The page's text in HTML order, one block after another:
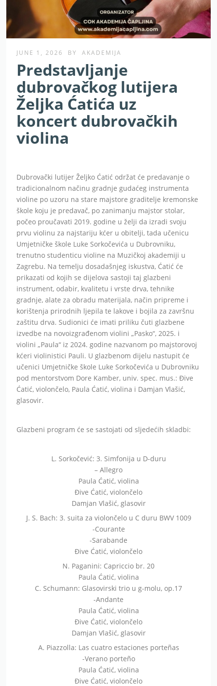
JUNE 1, 2026 BY AKADEMIJA
Predstavljanje
dubrovačkog lutijera
Željka Ćatića uz
koncert dubrovačkih
violina
Dubrovački lutijer Željko Ćatić održat će predavanje o
tradicionalnom načinu gradnje gudaćeg instrumenta
violine po uzoru na stare majstore graditelje kremonske
škole koju je predavač, po zanimanju majstor stolar,
počeo proučavati 2019. godine u želji da izradi svoju
prvu violinu za najstariju kćer u obitelji, tada učenicu
Umjetničke škole Luke Sorkočevića u Dubrovniku,
trenutno studenticu violine na Muzičkoj akademiji u
Zagrebu. Na temelju dosadašnjeg iskustva, Ćatić će
prikazati od kojih se dijelova sastoji taj glazbeni
instrument, odabir, kvalitetu i vrste drva, tehnike
gradnje, alate za obradu materijala, način pripreme i
korištenja prirodnih ljepila te lakove i bojila za završnu
zaštitu drva. Sudionici će imati priliku čuti glazbene
izvedbe na novoizgrađenom violini „Pasko“, 2025. i
violini „Paula“ iz 2024. godine nazvanom po majstorovoj
kćeri violinistici Pauli. U glazbenom dijelu nastupit će
učenici Umjetničke škole Luke Sorkočevića u Dubrovniku
pod mentorstvom Dore Kamber, univ. spec. mus.: Đive
Ćatić, violončelo, Paula Ćatić, violina i Damjan Vlašić,
glasovir.
Glazbeni program će se sastojati od sljedećih skladbi:
L. Sorkočević: 3. Simfonija u D-duru
– Allegro
Paula Ćatić, violina
Đive Ćatić, violončelo
Damjan Vlašić, glasovir
J. S. Bach: 3. suita za violončelo u C duru BWV 1009
-Courante
-Sarabande
Đive Ćatić, violončelo
N. Paganini: Capriccio br. 20
Paula Ćatić, violina
C. Schumann: Glasovirski trio u g-molu, op.17
-Andante
Paula Ćatić, violina
Đive Ćatić, violončelo
Damjan Vlašić, glasovir
A. Piazzolla: Las cuatro estaciones porteñas
-Verano porteño
Paula Ćatić, violina
Đive Ćatić, violončelo